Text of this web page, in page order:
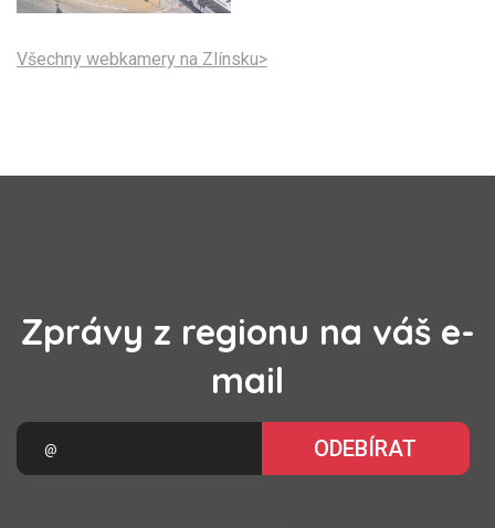
Všechny webkamery na Zlínsku>
Zprávy z regionu na váš e-
mail
ODEBÍRAT